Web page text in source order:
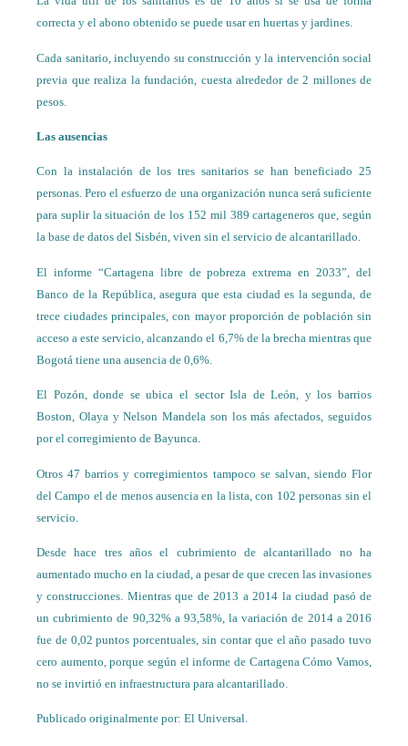
correcta y el abono obtenido se puede usar en huertas y jardines.
Cada sanitario, incluyendo su construcción y la intervención social
previa que realiza la fundación, cuesta alrededor de 2 millones de
pesos.
Las ausencias
Con la instalación de los tres sanitarios se han beneficiado 25
personas. Pero el esfuerzo de una organización nunca será suficiente
para suplir la situación de los 152 mil 389 cartageneros que, según
la base de datos del Sisbén, viven sin el servicio de alcantarillado.
El informe “Cartagena libre de pobreza extrema en 2033”, del
Banco de la República, asegura que esta ciudad es la segunda, de
trece ciudades principales, con mayor proporción de población sin
acceso a este servicio, alcanzando el 6,7% de la brecha mientras que
Bogotá tiene una ausencia de 0,6%.
El Pozón, donde se ubica el sector Isla de León, y los barrios
Boston, Olaya y Nelson Mandela son los más afectados, seguidos
por el corregimiento de Bayunca.
Otros 47 barrios y corregimientos tampoco se salvan, siendo Flor
del Campo el de menos ausencia en la lista, con 102 personas sin el
servicio.
Desde hace tres años el cubrimiento de alcantarillado no ha
aumentado mucho en la ciudad, a pesar de que crecen las invasiones
y construcciones. Mientras que de 2013 a 2014 la ciudad pasó de
un cubrimiento de 90,32% a 93,58%, la variación de 2014 a 2016
fue de 0,02 puntos porcentuales, sin contar que el año pasado tuvo
cero aumento, porque según el informe de Cartagena Cómo Vamos,
no se invirtió en infraestructura para alcantarillado.
Publicado originalmente por: El Universal.